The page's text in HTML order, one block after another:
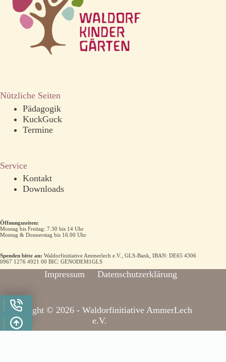
Nützliche Seiten
Pädagogik
KuckGuck
Termine
Service
Kontakt
Downloads
Öffnungszeiten:
Montag bis Freitag: 7.30 bis 14 Uhr
Montag & Donnerstag bis 16.00 Uhr
Spenden bitte an: Waldorfinitiative Ammerlech e.V., GLS-Bank, IBAN: DE65 4306
0967 1276 4921 00 BIC: GENODEM1GLS
Impressum Datenschutzerklärung
Copyright © 2026 - Waldorfinitiative AmmerLech
e.V.